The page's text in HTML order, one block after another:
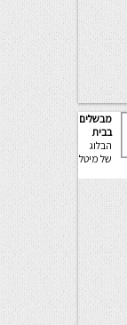
מבשלים
בבית
הבלוג
של מיטל